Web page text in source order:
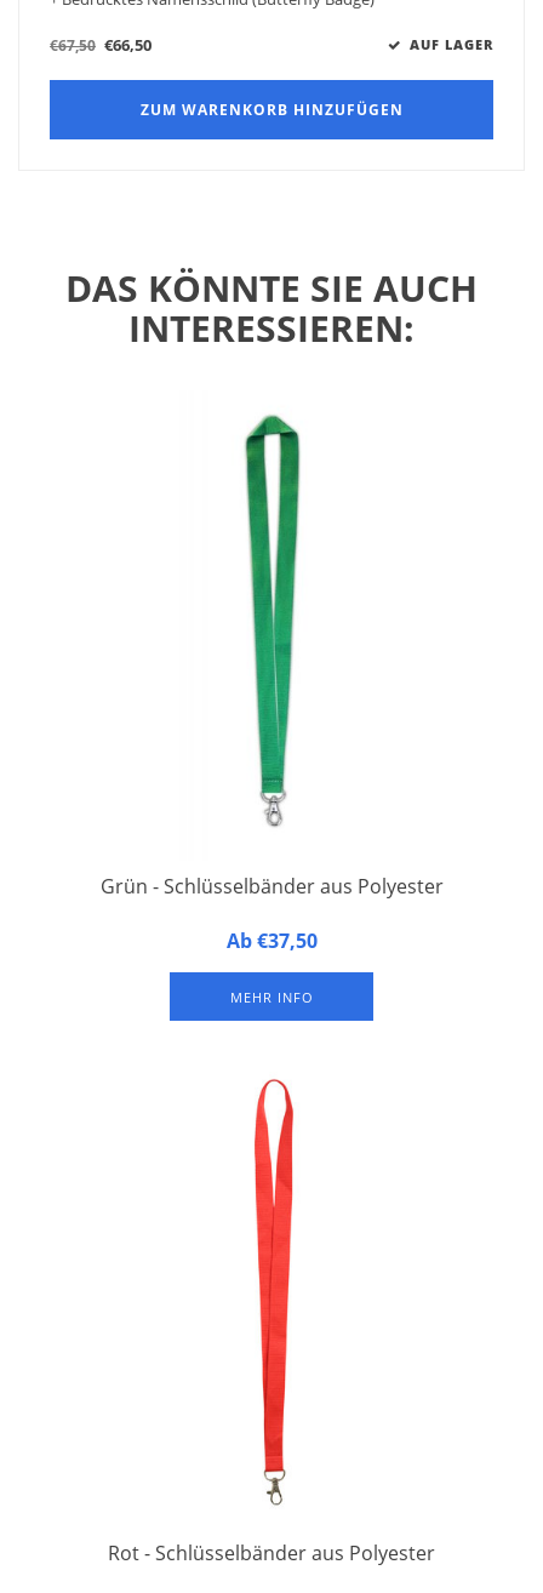
€67,50 €66,50 AUF LAGER
ZUM WARENKORB HINZUFÜGEN
DAS KÖNNTE SIE AUCH
INTERESSIEREN:
Grün - Schlüsselbänder aus Polyester
20 mm breit, 90 cm lang, mit 1 Karabinerhaken.
Ab €37,50
MEHR INFO
Rot - Schlüsselbänder aus Polyester